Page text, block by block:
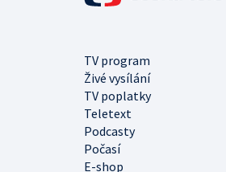
TV program
Živé vysílání
TV poplatky
Teletext
Podcasty
Počasí
E-shop